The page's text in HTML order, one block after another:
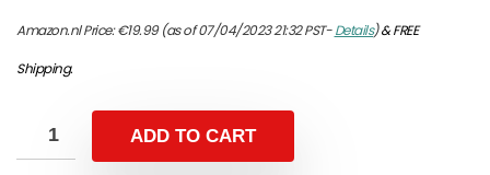
Amazon.nl Price:€19.99(as of 07/04/2023 21:32 PST-Details)&FREE
Shipping.
ADD TO CART